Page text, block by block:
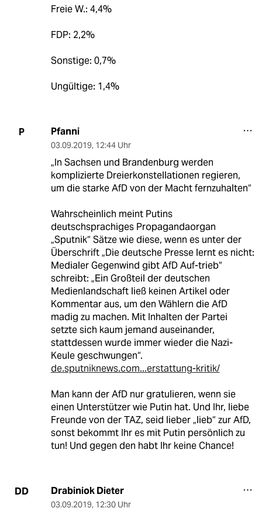
Freie W.: 4,4%
FDP: 2,2%
Sonstige: 0,7%
Ungültige: 1,4%
P Pfanni
03.09.2019, 12:44 Uhr
„In Sachsen und Brandenburg werden
komplizierte Dreierkonstellationen regieren,
um die starke AfD von der Macht fernzuhalten“
Wahrscheinlich meint Putins
deutschsprachiges Propagandaorgan
„Sputnik“ Sätze wie diese, wenn es unter der
Überschrift „Die deutsche Presse lernt es nicht:
Medialer Gegenwind gibt AfD Auf-trieb“
schreibt: „Ein Großteil der deutschen
Medienlandschaft ließ keinen Artikel oder
Kommentar aus, um den Wählern die AfD
madig zu machen. Mit Inhalten der Partei
setzte sich kaum jemand auseinander,
stattdessen wurde immer wieder die Nazi-
Keule geschwungen“.
de.sputniknews.com...erstattung-kritik/
Man kann der AfD nur gratulieren, wenn sie
einen Unterstützer wie Putin hat. Und Ihr, liebe
Freunde von der TAZ, seid lieber „lieb“ zur AfD,
sonst bekommt Ihr es mit Putin persönlich zu
tun! Und gegen den habt Ihr keine Chance!
DD Drabiniok Dieter
03.09.2019, 12:30 Uhr